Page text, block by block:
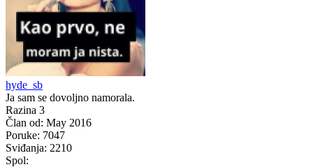
hyde_sb
Ja sam se dovoljno namorala.
Razina 3
Član od: May 2016
Poruke: 7047
Sviđanja: 2210
Spol: